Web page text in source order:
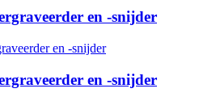
en -snijder
en -snijder